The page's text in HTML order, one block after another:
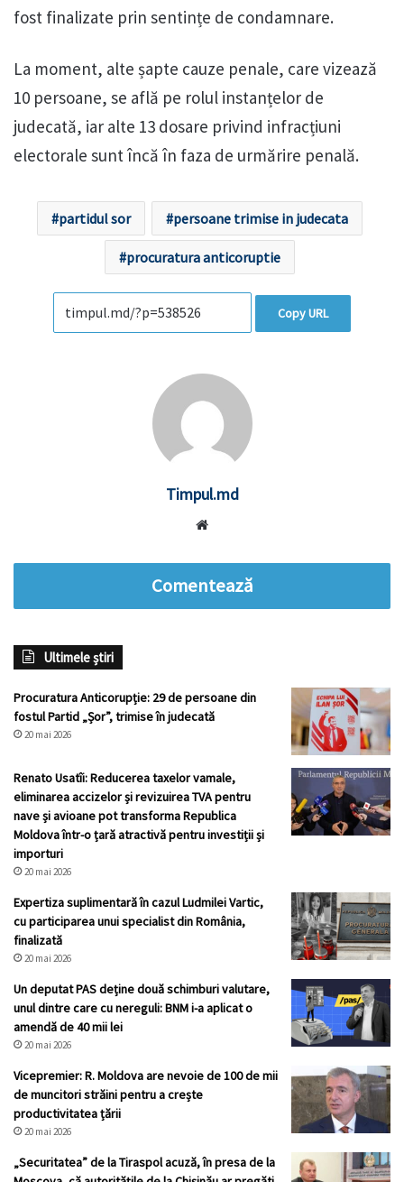
fost finalizate prin sentințe de condamnare.
La moment, alte șapte cauze penale, care vizează
10 persoane, se află pe rolul instanțelor de
judecată, iar alte 13 dosare privind infracțiuni
electorale sunt încă în faza de urmărire penală.
partidul sor persoane trimise in judecata
procuratura anticoruptie
Copy URL
Timpul.md
Comentează
Ultimele știri
Procuratura Anticorupție: 29 de persoane din
fostul Partid „Șor”, trimise în judecată
20 mai 2026
Renato Usatîi: Reducerea taxelor vamale,
eliminarea accizelor și revizuirea TVA pentru
nave și avioane pot transforma Republica
Moldova într-o țară atractivă pentru investiții și
importuri
20 mai 2026
Expertiza suplimentară în cazul Ludmilei Vartic,
cu participarea unui specialist din România,
finalizată
20 mai 2026
Un deputat PAS deține două schimburi valutare,
unul dintre care cu nereguli: BNM i-a aplicat o
amendă de 40 mii lei
20 mai 2026
Vicepremier: R. Moldova are nevoie de 100 de mii
de muncitori străini pentru a crește
productivitatea țării
20 mai 2026
„Securitatea” de la Tiraspol acuză, în presa de la